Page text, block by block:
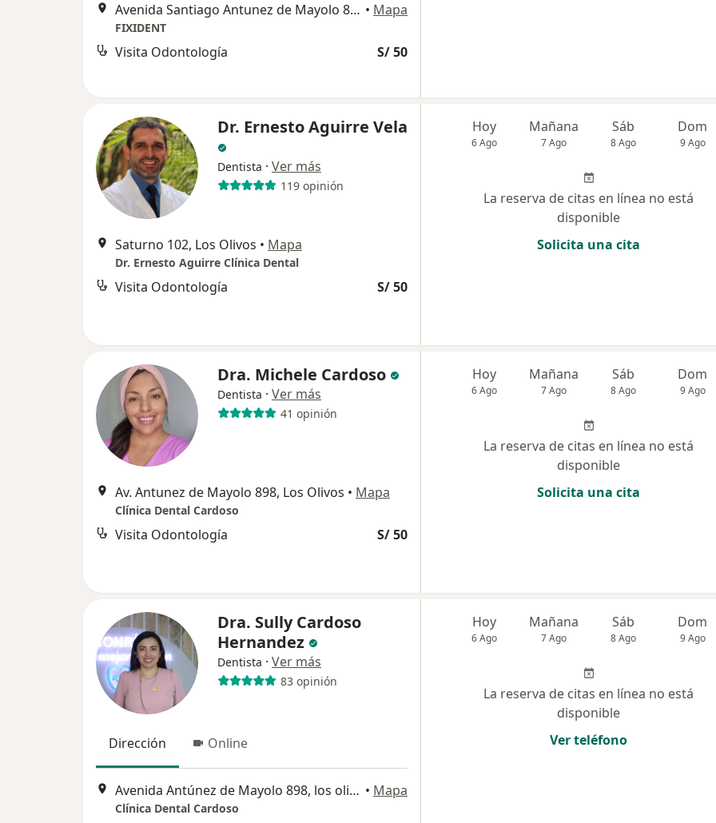
Avenida Santiago Antunez de Mayolo 859, Lima • Mapa
FIXIDENT
Visita Odontología S/ 50
Dr. Ernesto Aguirre Vela
Dentista · Ver más
119 opinión
Saturno 102, Los Olivos • Mapa
Dr. Ernesto Aguirre Clínica Dental
Visita Odontología S/ 50
Hoy
6 Ago
Mañana
7 Ago
Sáb
8 Ago
Dom
9 Ago
La reserva de citas en línea no está
disponible
Solicita una cita
Dra. Michele Cardoso
Dentista · Ver más
41 opinión
Av. Antunez de Mayolo 898, Los Olivos • Mapa
Clínica Dental Cardoso
Visita Odontología S/ 50
Hoy
6 Ago
Mañana
7 Ago
Sáb
8 Ago
Dom
9 Ago
La reserva de citas en línea no está
disponible
Solicita una cita
Dra. Sully Cardoso
Hernandez
Dentista · Ver más
83 opinión
Dirección Online
Avenida Antúnez de Mayolo 898, los olivos, Lima • Mapa
Clínica Dental Cardoso
Hoy
6 Ago
Mañana
7 Ago
Sáb
8 Ago
Dom
9 Ago
La reserva de citas en línea no está
disponible
Ver teléfono